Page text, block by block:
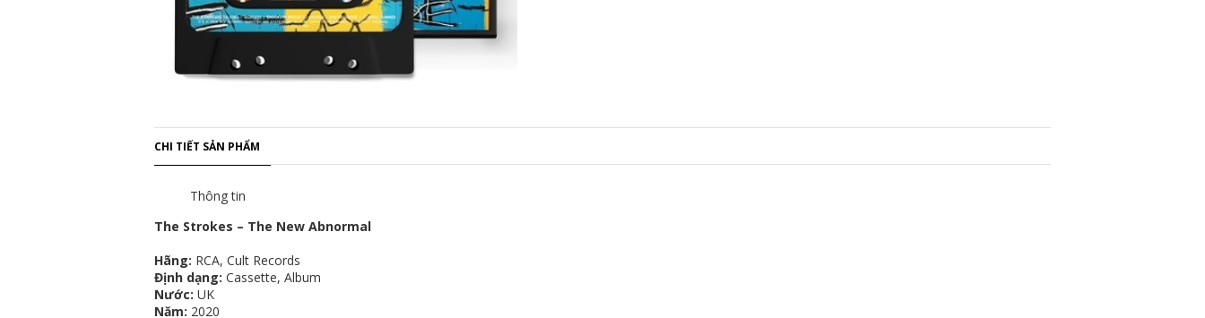
CHI TIẾT SẢN PHẨM
Thông tin
The Strokes – The New Abnormal
Hãng: RCA, Cult Records
Định dạng: Cassette, Album
Nước: UK
Năm: 2020